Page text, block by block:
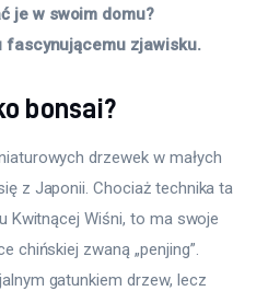
je w swoim domu?
fascynującemu zjawisku.
bonsai?
drzewek w małych
z Japonii. Chociaż technika ta
Kwitnącej Wiśni, to ma swoje
chińskiej zwaną „penjing”.
gatunkiem drzew, lecz